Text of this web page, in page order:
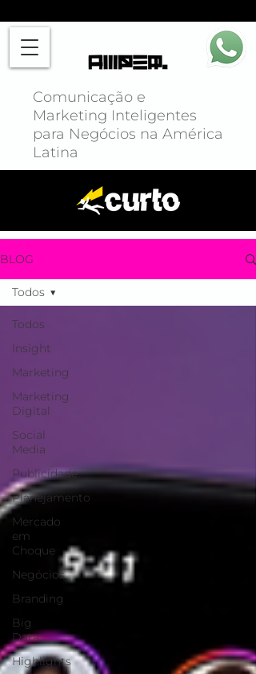
Comunicação e
Marketing Inteligentes
para Negócios na América
Latina
BLOG
Todos
Insight
Marketing
Marketing
Digital
Social
Media
Publicidade
Planejamento
Mercado
em
Choque
Negócios
Branding
Big
Data
Highlights
Todos